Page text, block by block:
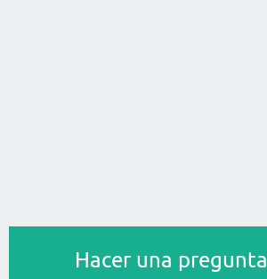
Hacer una pregunta